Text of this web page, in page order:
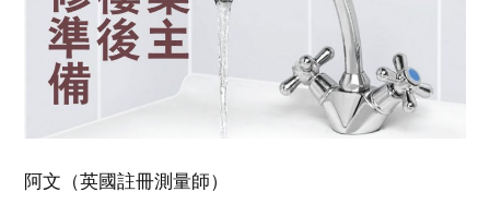
阿文（英國註冊測量師）